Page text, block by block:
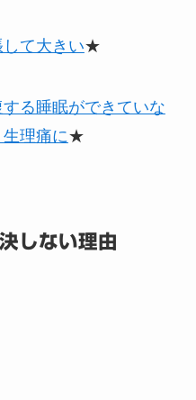
て大きい★
る睡眠ができていな
理痛に★
しない理由